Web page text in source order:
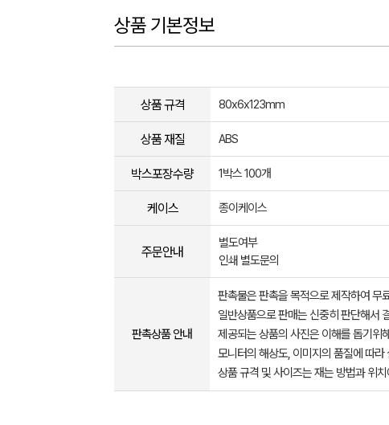
상품 기본정보
상품 규격 80x6x123mm
상품 재질 ABS
박스포장수량 1박스 100개
케이스 종이케이스
주문안내
별도여부
인쇄 별도문의
판촉상품 안내
판촉물은 판촉을 목적으로 제작하여 무
일반상품으로 판매는 신중히 판단해서
제공되는 상품의 사진은 이해를 돕기위
모니터의 해상도, 이미지의 품질에 따
상품 규격 및 사이즈는 재는 방법과 위